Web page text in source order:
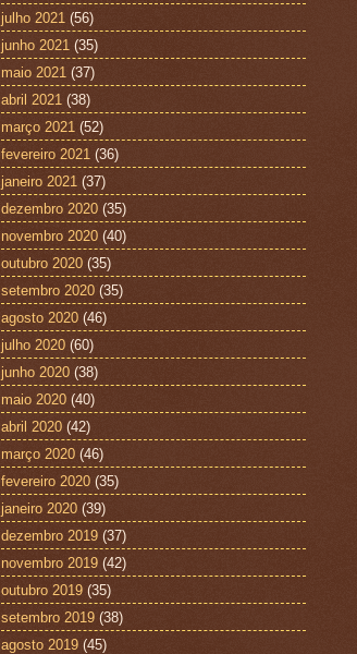
julho 2021 (56)
junho 2021 (35)
maio 2021 (37)
abril 2021 (38)
março 2021 (52)
fevereiro 2021 (36)
janeiro 2021 (37)
dezembro 2020 (35)
novembro 2020 (40)
outubro 2020 (35)
setembro 2020 (35)
agosto 2020 (46)
julho 2020 (60)
junho 2020 (38)
maio 2020 (40)
abril 2020 (42)
março 2020 (46)
fevereiro 2020 (35)
janeiro 2020 (39)
dezembro 2019 (37)
novembro 2019 (42)
outubro 2019 (35)
setembro 2019 (38)
agosto 2019 (45)